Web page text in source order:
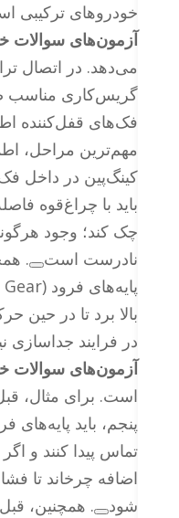
خودروهای ترکیبی
آزمون‌های سوالات
می‌دهد. در اتصال
گریس‌کاری مناسب
فک‌های قفل‌کننده
مهم‌ترین مراحل،
کینگ‌پین در داخل
باید با چراغ‌قوه
چک کند؛ وجود
نادرست است
.
بالا برد تا در حین
در فرایند جداسازی
آزمون‌های سوالات
است. برای مثال،
پنجم، باید پایه‌های
تماس پیدا کنند و
اضافه چرخاند تا
شود
. همچنین،